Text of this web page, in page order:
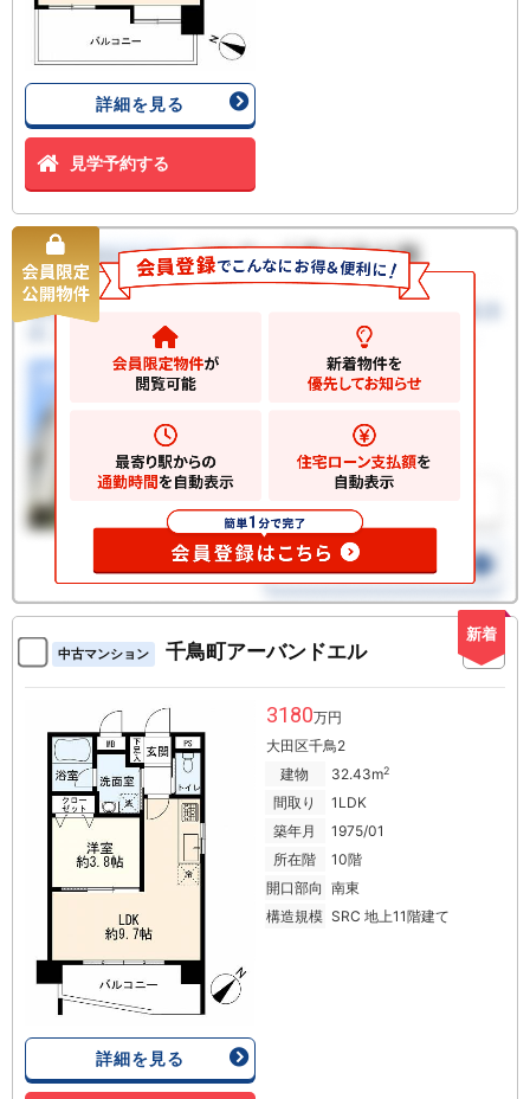
詳細を見る
見学予約する
新着
中古マンション 千鳥町アーバンドエル
詳細を見る
3180万円
大田区千鳥2
建物
32.43m2
間取り
1LDK
築年月
1975/01
所在階
10階
開口部向 南東
構造規模 SRC 地上11階建て